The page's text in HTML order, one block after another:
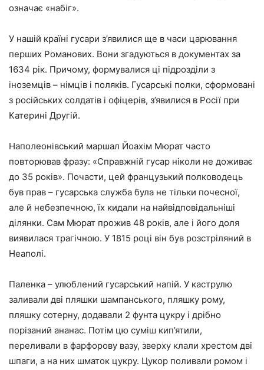
означає «набіг».
У нашій країні гусари з’явилися ще в часи царювання
перших Романових. Вони згадуються в документах за
1634 рік. Причому, формувалися ці підрозділи з
іноземців – німців і поляків. Гусарські полки, сформовані
з російських солдатів і офіцерів, з’явилися в Росії при
Катерині Другій.
Наполеонівський маршал Йоахім Мюрат часто
повторював фразу: «Справжній гусар ніколи не доживає
до 35 років». Почасти, цей французький полководець
був прав – гусарська служба була не тільки почесної,
але й небезпечною, їх кидали на найвідповідальніші
ділянки. Сам Мюрат прожив 48 років, але і його доля
виявилася трагічною. У 1815 році він був розстріляний в
Неаполі.
Паленка – улюблений гусарський напій. У каструлю
заливали дві пляшки шампанського, пляшку рому,
пляшку сотерну, додавали 2 фунта цукру і дрібно
порізаний ананас. Потім цю суміш кип’ятили,
переливали в фарфорову вазу, зверху клали хрестом дві
шпаги, а на них шматок цукру. Цукор поливали ромом і